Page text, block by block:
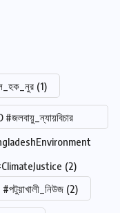
(1)
(2)
#পটুয়াখালী_নিউজ (2)